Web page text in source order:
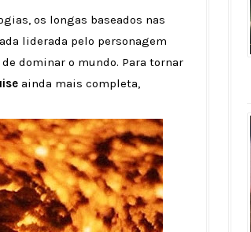
os longas baseados nas
liderada pelo personagem
dominar o mundo. Para tornar
ainda mais completa,